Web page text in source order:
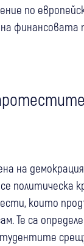
по
финансовата
на
политическа
които
Те са